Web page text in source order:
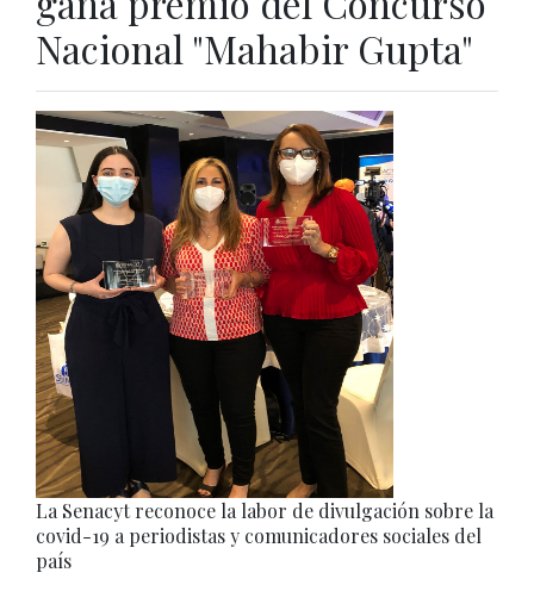
Nacional "Mahabir Gupta"
La Senacyt reconoce la labor de divulgación sobre la
covid-19 a periodistas y comunicadores sociales del
país